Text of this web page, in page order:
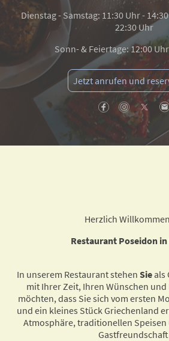
Dienstag - Samstag: 11:30 Uhr -
22:30 Uhr
Sonn- & Feiertage: 12:00
Jetzt anrufen und
Herzlich
Restaurant Poseidon in
In unserem Restaurant stehen Sieals
mit Ihrer Zeit, Ihren Wünschen und
möchten, dass Sie sich vom ersten
und ein kleines Stück Griechenland
Atmosphäre, traditionellen